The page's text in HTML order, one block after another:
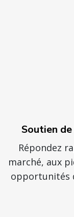
Soutien
Répondez
marché, aux
opportunités